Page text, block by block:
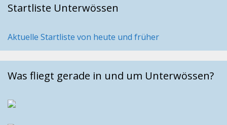
Startliste Unterwössen
Aktuelle Startliste von heute und früher
Was fliegt gerade in und um Unterwössen?